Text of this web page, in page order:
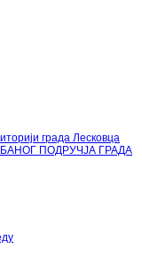
града Лесковца
ПОДРУЧЈА ГРАДА